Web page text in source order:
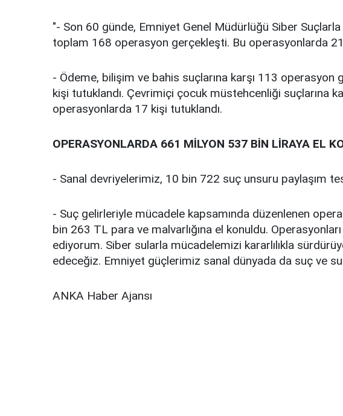
"- Son 60 günde, Emniyet Genel Müdürlüğü Siber Suçlarla
toplam 168 operasyon gerçekleşti. Bu operasyonlarda
- Ödeme, bilişim ve bahis suçlarına karşı 113
kişi tutuklandı. Çevrimiçi çocuk müstehcenliği suçlarına
operasyonlarda 17 kişi tutuklandı.
OPERASYONLARDA 661 MİLYON 537 BİN LİRAYA EL
- Sanal devriyelerimiz, 10 bin 722 suç unsuru paylaşım
- Suç gelirleriyle mücadele kapsamında düzenlenen
bin 263 TL para ve malvarlığına el konuldu.
ediyorum. Siber sularla mücadelemizi kararlılıkla
edeceğiz. Emniyet güçlerimiz sanal dünyada da suç ve
ANKA Haber Ajansı